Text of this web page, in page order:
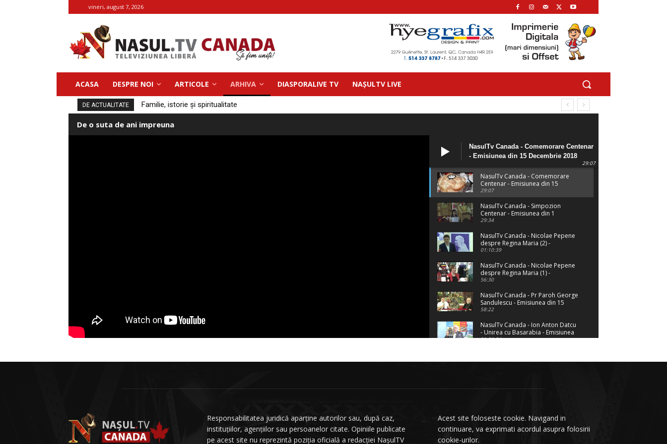
vineri, august 7, 2026
ACASA DESPRE NOI ARTICOLE ARHIVA DIASPORALIVE TV NAȘULTV LIVE
DE ACTUALITATE Familie, istorie și spiritualitate
De o suta de ani impreuna
NasulTv Canada - Comemorare Centenar
- Emisiunea din 15 Decembrie 2018
29:07
NasulTv Canada - Comemorare
Centenar - Emisiunea din 15
Decembrie 2018
29:07
NasulTv Canada - Simpozion
Centenar - Emisiunea din 1
Decembrie 2018
29:34
NasulTv Canada - Nicolae Pepene
despre Regina Maria (2) -
Emisiunea din 28 Octombrie 2018
01:10:39
NasulTv Canada - Nicolae Pepene
despre Regina Maria (1) -
Emisiunea din 27 Octombrie 2018
56:30
NasulTv Canada - Pr Paroh George
Sandulescu - Emisiunea din 15
August 2018
58:22
NasulTv Canada - Ion Anton Datcu
- Unirea cu Basarabia - Emisiunea
din 07 Aprilie 2018
01:01:04
- Unirea Mica - Emisiunea din 26
Responsabilitatea juridică aparține autorilor sau, după caz,
instituțiilor, agențiilor sau persoanelor citate. Opiniile publicate
pe acest site nu reprezintă poziția oficială a redacției NașulTV
Acest site foloseste cookie. Navigand in
continuare, va exprimati acordul asupra folosirii
cookie-urilor.